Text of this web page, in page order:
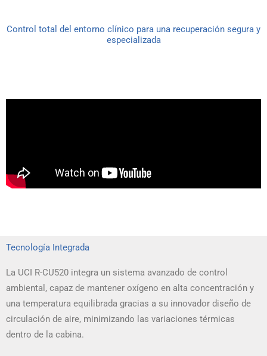
Control total del entorno clínico para una recuperación segura y
especializada
Tecnología Integrada
La UCI R-CU520 integra un sistema avanzado de control
ambiental, capaz de mantener oxígeno en alta concentración y
una temperatura equilibrada gracias a su innovador diseño de
circulación de aire, minimizando las variaciones térmicas
dentro de la cabina.